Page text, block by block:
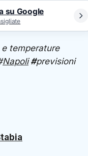
su Google
temperature
Napoli#previsioni